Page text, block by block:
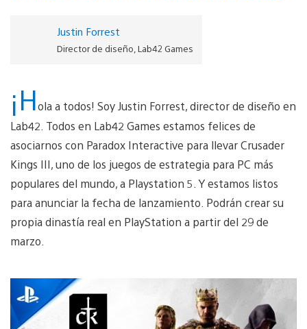
Justin Forrest
Director de diseño, Lab42 Games
¡Hola a todos! Soy Justin Forrest, director de diseño en
Lab42. Todos en Lab42 Games estamos felices de
asociarnos con Paradox Interactive para llevar Crusader
Kings III, uno de los juegos de estrategia para PC más
populares del mundo, a Playstation 5. Y estamos listos
para anunciar la fecha de lanzamiento. Podrán crear su
propia dinastía real en PlayStation a partir del 29 de
marzo.